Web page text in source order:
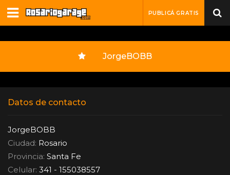
PUBLICÁ GRATIS
JorgeBOBB
Datos de contacto
JorgeBOBB
Ciudad: Rosario
Provincia: Santa Fe
Celular: 341 - 155038557